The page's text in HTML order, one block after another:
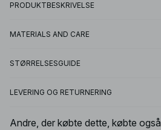
PRODUKTBESKRIVELSE
MATERIALS AND CARE
STØRRELSESGUIDE
LEVERING OG RETURNERING
Andre, der købte dette, købte også